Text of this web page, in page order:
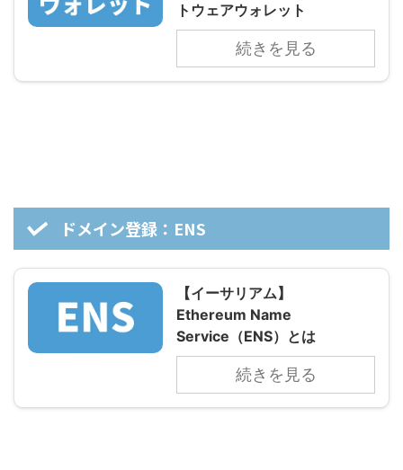
トウェアウォレット
続きを見る
ドメイン登録：ENS
【イーサリアム】
Ethereum Name
Service（ENS）とは
続きを見る